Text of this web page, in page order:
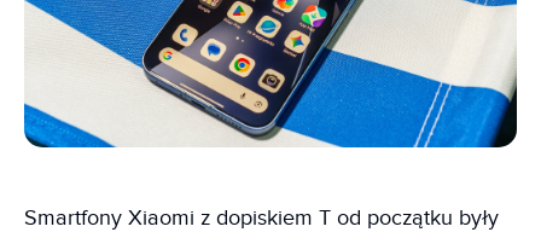
Smartfony Xiaomi z dopiskiem T od początku były